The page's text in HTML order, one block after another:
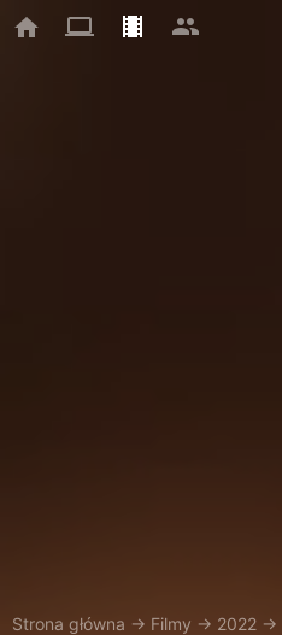
Strona główna → Filmy → 2022 →